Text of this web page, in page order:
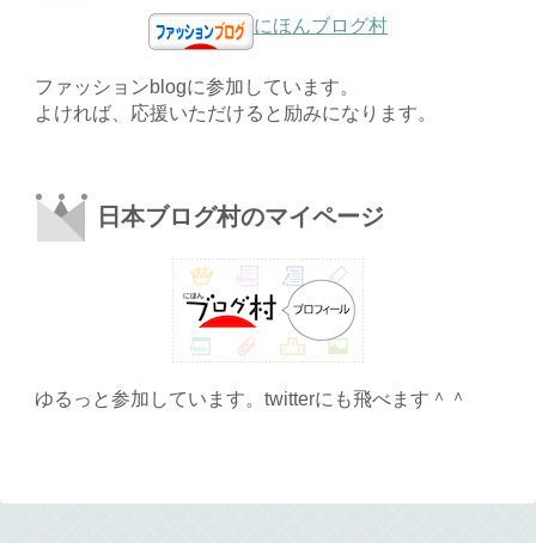
にほんブログ村
ファッションblogに参加しています。
よければ、応援いただけると励みになります。
日本ブログ村のマイページ
ゆるっと参加しています。twitterにも飛べます＾＾